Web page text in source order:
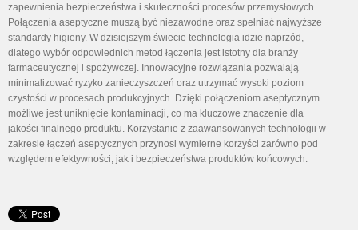
zapewnienia bezpieczeństwa i skuteczności procesów przemysłowych.
Połączenia aseptyczne muszą być niezawodne oraz spełniać najwyższe
standardy higieny. W dzisiejszym świecie technologia idzie naprzód,
dlatego wybór odpowiednich metod łączenia jest istotny dla branży
farmaceutycznej i spożywczej. Innowacyjne rozwiązania pozwalają
minimalizować ryzyko zanieczyszczeń oraz utrzymać wysoki poziom
czystości w procesach produkcyjnych. Dzięki połączeniom aseptycznym
możliwe jest uniknięcie kontaminacji, co ma kluczowe znaczenie dla
jakości finalnego produktu. Korzystanie z zaawansowanych technologii w
zakresie łączeń aseptycznych przynosi wymierne korzyści zarówno pod
względem efektywności, jak i bezpieczeństwa produktów końcowych.